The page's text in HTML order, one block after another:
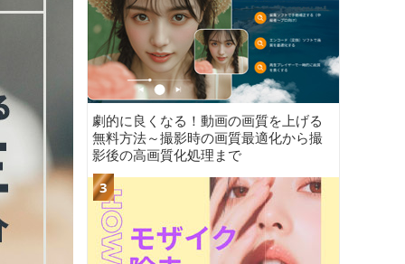
劇的に良くなる！動画の画質を上げる
無料方法～撮影時の画質最適化から撮
影後の高画質化処理まで